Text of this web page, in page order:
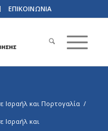
ΕΠΙΚΟΙΝΩΝΙΑ
και Πορτογαλία /
και